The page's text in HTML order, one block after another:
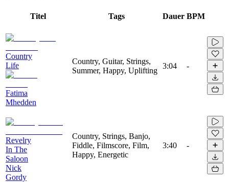
Titel Tags Dauer BPM
Country
Life
Fatima
Mhedden
Country, Guitar, Strings,
Summer, Happy, Uplifting
3:04 -
Revelry
In The
Saloon
Nick
Gordy
Country, Strings, Banjo,
Fiddle, Filmscore, Film,
Happy, Energetic
3:40 -